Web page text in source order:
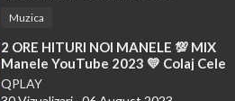
Muzica
⁣2 ORE HITURI NOI MANELE 💯 MIX
Manele YouTube 2023 💛 Colaj Cele
Mai Ascultate Melodii
QPLAY